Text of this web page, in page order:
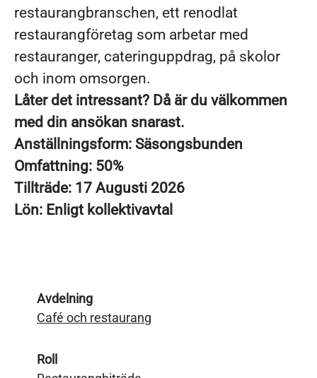
restaurangbranschen, ett renodlat
restaurangföretag som arbetar med
restauranger, cateringuppdrag, på skolor
och inom omsorgen.
Låter det intressant? Då är du välkommen
med din ansökan snarast.
Anställningsform: Säsongsbunden
Omfattning: 50%
Tillträde: 17 Augusti 2026
Lön: Enligt kollektivavtal
Avdelning
Café och restaurang
Roll